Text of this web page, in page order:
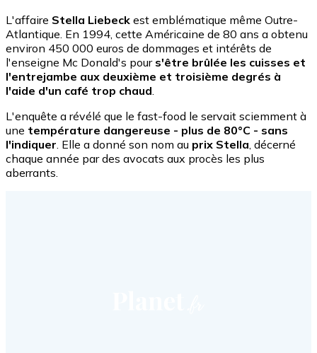
L'affaire Stella Liebeck est emblématique même Outre-
Atlantique. En 1994, cette Américaine de 80 ans a obtenu
environ 450 000 euros de dommages et intérêts de
l'enseigne Mc Donald's pour s'être brûlée les cuisses et
l'entrejambe aux deuxième et troisième degrés à
l'aide d'un café trop chaud.
L'enquête a révélé que le fast-food le servait sciemment à
une température dangereuse - plus de 80°C - sans
l'indiquer. Elle a donné son nom au prix Stella, décerné
chaque année par des avocats aux procès les plus
aberrants.